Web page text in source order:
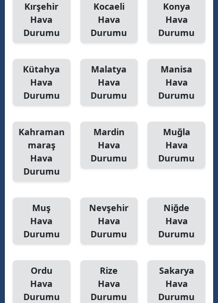
Kırşehir
Hava
Durumu
Kocaeli
Hava
Durumu
Konya
Hava
Durumu
Kütahya
Hava
Durumu
Malatya
Hava
Durumu
Manisa
Hava
Durumu
Kahraman
maraş
Hava
Durumu
Mardin
Hava
Durumu
Muğla
Hava
Durumu
Muş
Hava
Durumu
Nevşehir
Hava
Durumu
Niğde
Hava
Durumu
Ordu
Hava
Durumu
Rize
Hava
Durumu
Sakarya
Hava
Durumu